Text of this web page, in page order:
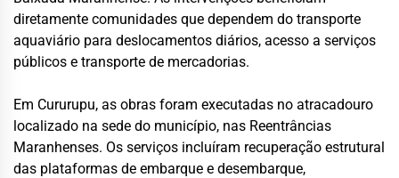
diretamente comunidades que dependem do transporte
aquaviário para deslocamentos diários, acesso a serviços
públicos e transporte de mercadorias.
Em Cururupu, as obras foram executadas no atracadouro
localizado na sede do município, nas Reentrâncias
Maranhenses. Os serviços incluíram recuperação estrutural
das plataformas de embarque e desembarque,